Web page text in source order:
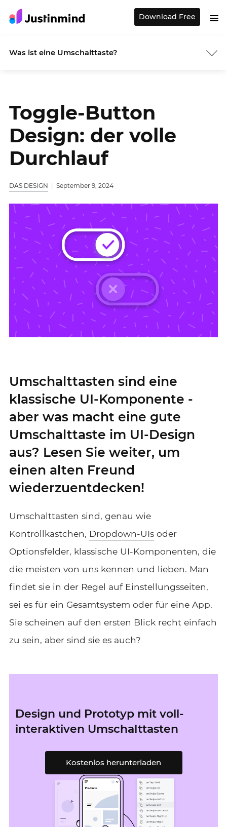
Download Free
Was ist eine Umschalttaste?
Toggle-Button
Design: der volle
Durchlauf
DAS DESIGN September 9, 2024
Umschalttasten sind eine
klassische UI-Komponente -
aber was macht eine gute
Umschalttaste im UI-Design
aus? Lesen Sie weiter, um
einen alten Freund
wiederzuentdecken!
Umschalttasten sind, genau wie
Kontrollkästchen, Dropdown-UIsoder
Optionsfelder, klassische UI-Komponenten, die
die meisten von uns kennen und lieben. Man
findet sie in der Regel auf Einstellungsseiten,
sei es für ein Gesamtsystem oder für eine App.
Sie scheinen auf den ersten Blick recht einfach
zu sein, aber sind sie es auch?
Design und Prototyp mit voll-
interaktiven Umschalttasten
Kostenlos herunterladen